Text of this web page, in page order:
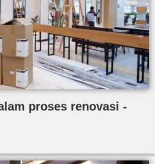
proses renovasi -